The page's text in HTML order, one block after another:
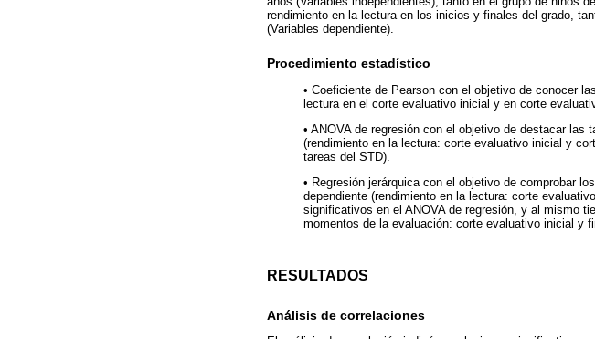
rendimiento en la lectura en los inicios y finales del grado,
(Variables dependiente).
Procedimiento estadístico
• Coeficiente de Pearson con el objetivo de conocer
lectura en el corte evaluativo inicial y en corte
• ANOVA de regresión con el objetivo de destacar las
(rendimiento en la lectura: corte evaluativo inicial y
tareas del STD).
• Regresión jerárquica con el objetivo de comprobar
dependiente (rendimiento en la lectura: corte
significativos en el ANOVA de regresión, y al mismo
momentos de la evaluación: corte evaluativo inicial y
RESULTADOS
Análisis de correlaciones